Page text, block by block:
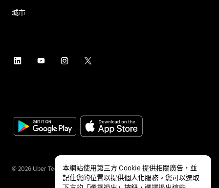
城市
© 2026 Uber Technologies Inc.
本網站使用第三方 Cookie 提供相關廣告，並
記住您的位置以提供個人化服務。您可以選取